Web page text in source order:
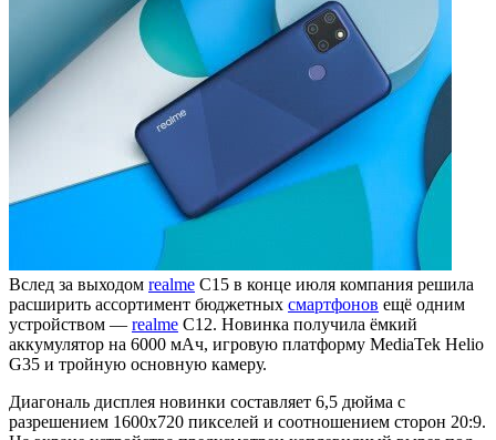
Вслед за выходом realme C15 в конце июля компания решила
расширить ассортимент бюджетных смартфонов ещё одним
устройством — realme C12. Новинка получила ёмкий
аккумулятор на 6000 мАч, игровую платформу MediaTek Helio
G35 и тройную основную камеру.
Диагональ дисплея новинки составляет 6,5 дюйма с
разрешением 1600х720 пикселей и соотношением сторон 20:9.